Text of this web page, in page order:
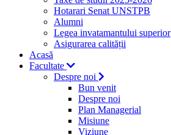
Hotarari Senat UNSTPB
Alumni
Legea invatamantului superior
Asigurarea calității
Acasă
Facultate
Despre noi
Bun venit
Despre noi
Plan Managerial
Misiune
Viziune